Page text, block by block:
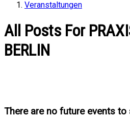
Veranstaltungen
All Posts For
BERLIN
There are no future events to